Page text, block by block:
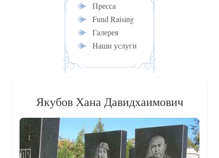
Пресса
Fund Raising
Галерея
Наши услуги
Якубов Хана Давидхаимович